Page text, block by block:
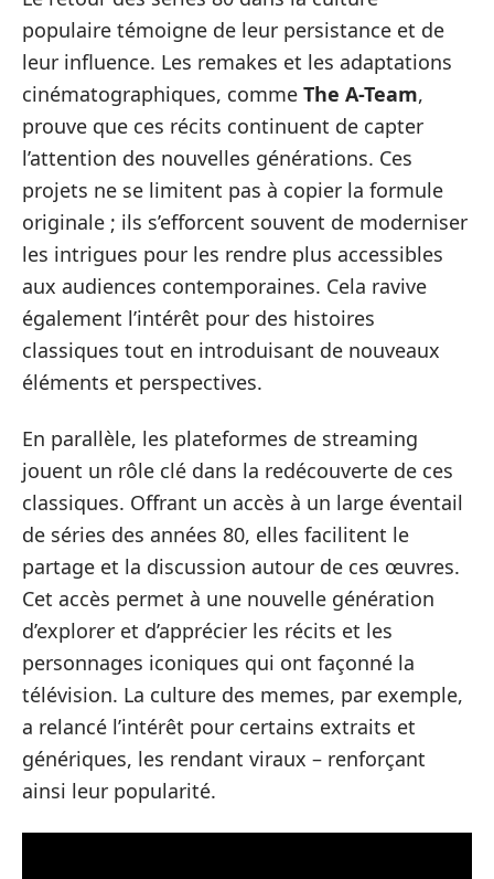
populaire témoigne de leur persistance et de
leur influence. Les remakes et les adaptations
cinématographiques, comme The A-Team,
prouve que ces récits continuent de capter
l’attention des nouvelles générations. Ces
projets ne se limitent pas à copier la formule
originale ; ils s’efforcent souvent de moderniser
les intrigues pour les rendre plus accessibles
aux audiences contemporaines. Cela ravive
également l’intérêt pour des histoires
classiques tout en introduisant de nouveaux
éléments et perspectives.
En parallèle, les plateformes de streaming
jouent un rôle clé dans la redécouverte de ces
classiques. Offrant un accès à un large éventail
de séries des années 80, elles facilitent le
partage et la discussion autour de ces œuvres.
Cet accès permet à une nouvelle génération
d’explorer et d’apprécier les récits et les
personnages iconiques qui ont façonné la
télévision. La culture des memes, par exemple,
a relancé l’intérêt pour certains extraits et
génériques, les rendant viraux – renforçant
ainsi leur popularité.